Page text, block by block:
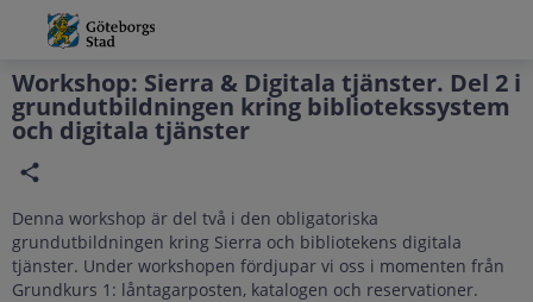
Grade
Portal
Workshop: Sierra & Digitala tjänster. Del 2 i
grundutbildningen kring bibliotekssystem
och digitala tjänster
Denna workshop är del två i den obligatoriska
grundutbildningen kring Sierra och bibliotekens digitala
tjänster. Under workshopen fördjupar vi oss i momenten från
Grundkurs 1: låntagarposten, katalogen och reservationer.